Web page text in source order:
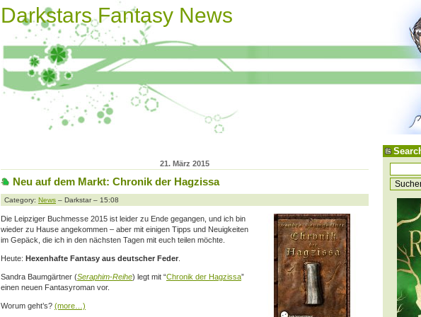
Darkstars Fantasy News
21. März 2015
Neu auf dem Markt: Chronik der Hagzissa
Category: News – Darkstar – 15:08
Die Leipziger Buchmesse 2015 ist leider zu Ende gegangen, und ich bin
wieder zu Hause angekommen – aber mit einigen Tipps und Neuigkeiten
im Gepäck, die ich in den nächsten Tagen mit euch teilen möchte.
Heute: Hexenhafte Fantasy aus deutscher Feder
Sandra Baumgärtner (Seraphim-Reihe) legt mit “Chronik der Hagzissa”
einen neuen Fantasyroman vor.
Worum geht’s? (more…)